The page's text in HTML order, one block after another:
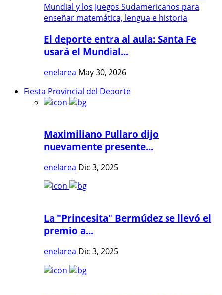
El deporte entra al aula: Santa Fe
usará el Mundial...
enelarea May 30, 2026
Fiesta Provincial del Deporte
Maximiliano Pullaro dijo
nuevamente presente...
enelarea Dic 3, 2025
La "Princesita" Bermúdez se llevó el
premio a...
enelarea Dic 3, 2025